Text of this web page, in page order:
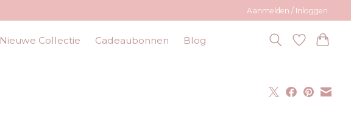
Aanmelden / Inloggen
Nieuwe Collectie Cadeaubonnen Blog